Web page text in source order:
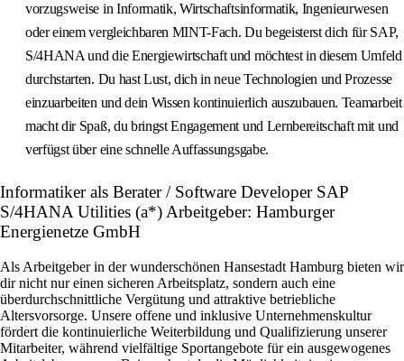
vorzugsweise in Informatik, Wirtschaftsinformatik, Ingenieurwesen
oder einem vergleichbaren MINT-Fach. Du begeisterst dich für SAP,
S/4HANA und die Energiewirtschaft und möchtest in diesem Umfeld
durchstarten. Du hast Lust, dich in neue Technologien und Prozesse
einzuarbeiten und dein Wissen kontinuierlich auszubauen. Teamarbeit
macht dir Spaß, du bringst Engagement und Lernbereitschaft mit und
verfügst über eine schnelle Auffassungsgabe.
Informatiker als Berater / Software Developer SAP
S/4HANA Utilities (a*) Arbeitgeber: Hamburger
Energienetze GmbH
Als Arbeitgeber in der wunderschönen Hansestadt Hamburg bieten wir
dir nicht nur einen sicheren Arbeitsplatz, sondern auch eine
überdurchschnittliche Vergütung und attraktive betriebliche
Altersvorsorge. Unsere offene und inklusive Unternehmenskultur
fördert die kontinuierliche Weiterbildung und Qualifizierung unserer
Mitarbeiter, während vielfältige Sportangebote für ein ausgewogenes